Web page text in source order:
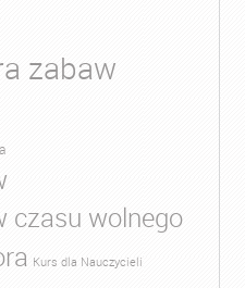
zabaw
czasu wolnego
Kurs dla Nauczycieli